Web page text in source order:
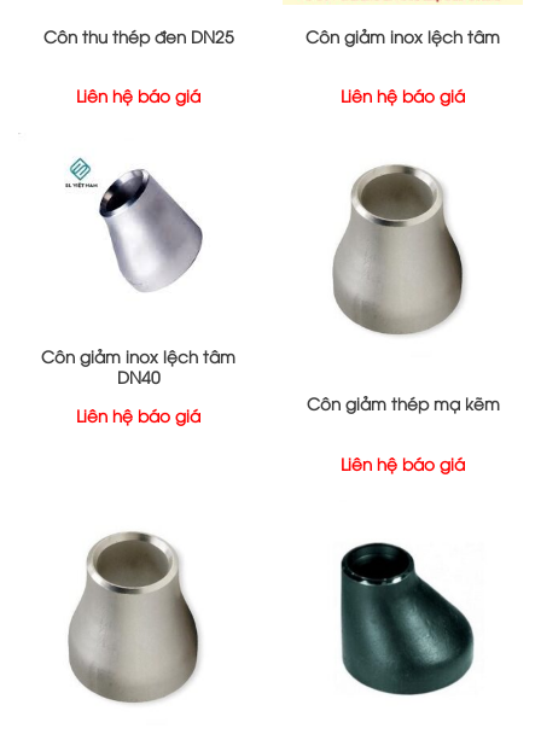
Côn thu thép đen DN25
Liên hệ báo giá
Côn giảm inox lệch tâm
Liên hệ báo giá
Côn giảm inox lệch tâm
DN40
Liên hệ báo giá
Côn giảm thép mạ kẽm
Liên hệ báo giá